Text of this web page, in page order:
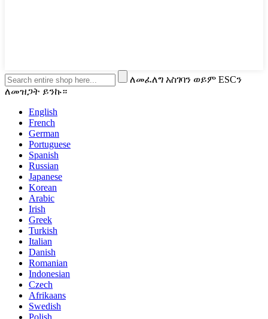
ለመፈለግ አስገባን ወይም ESCን
ለመዝጋት ይንኩ።
English
French
German
Portuguese
Spanish
Russian
Japanese
Korean
Arabic
Irish
Greek
Turkish
Italian
Danish
Romanian
Indonesian
Czech
Afrikaans
Swedish